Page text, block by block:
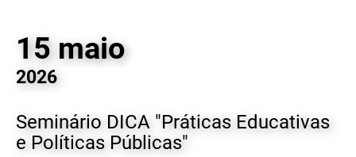
15 maio
2026
Seminário DICA "Práticas Educativas
e Políticas Públicas"